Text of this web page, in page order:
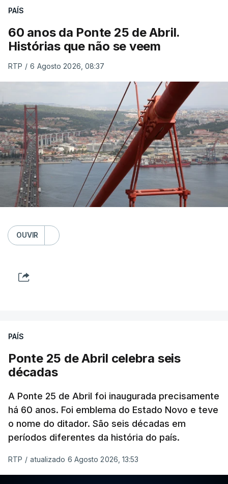
PAÍS
60 anos da Ponte 25 de Abril.
Histórias que não se veem
RTP / 6 Agosto 2026, 08:37
OUVIR
PAÍS
Ponte 25 de Abril celebra seis
décadas
A Ponte 25 de Abril foi inaugurada precisamente
há 60 anos. Foi emblema do Estado Novo e teve
o nome do ditador. São seis décadas em
períodos diferentes da história do país.
RTP / atualizado 6 Agosto 2026, 13:53